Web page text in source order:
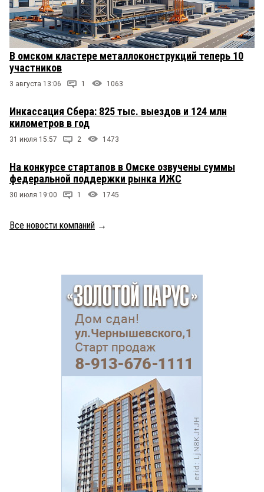
В омском кластере металлоконструкций теперь 10
участников
3 августа 13:06 1 1063
Инкассация Сбера: 825 тыс. выездов и 124 млн
километров в год
31 июля 15:57 2 1473
На конкурсе стартапов в Омске озвучены суммы
федеральной поддержки рынка ИЖС
30 июля 19:00 1 1745
Все новости компаний →